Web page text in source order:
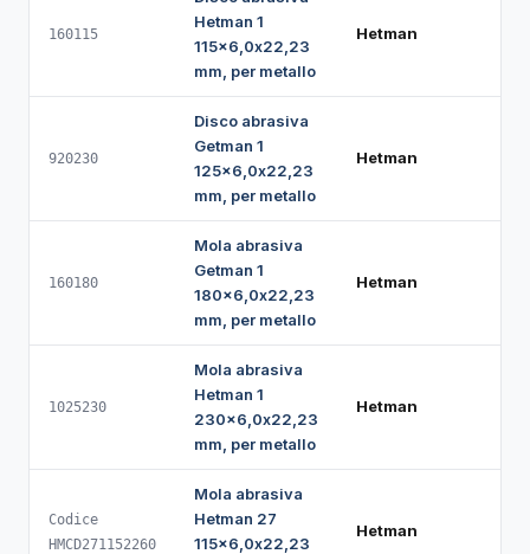
160115
Hetman 1
115x6,0x22,23
mm, per metallo
Hetman
920230
Disco abrasiva
Getman 1
125x6,0x22,23
mm, per metallo
Hetman
160180
Mola abrasiva
Getman 1
180x6,0x22,23
mm, per metallo
Hetman
1025230
Mola abrasiva
Hetman 1
230x6,0x22,23
mm, per metallo
Hetman
Codice
HMCD271152260
Mola abrasiva
Hetman 27
115x6,0x22,23
Hetman